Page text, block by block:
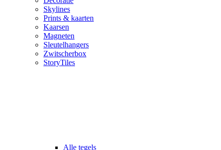
Skylines
Prints & kaarten
Kaarsen
Magneten
Sleutelhangers
Zwitscherbox
StoryTiles
Alle tegels